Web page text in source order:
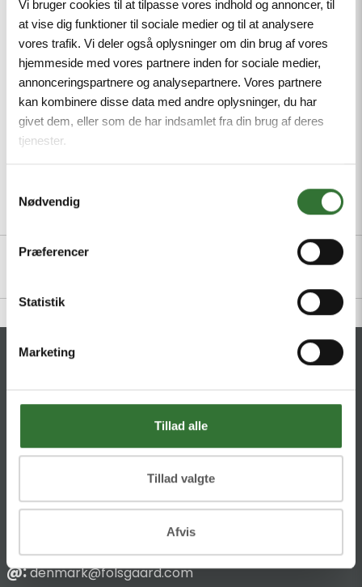
Vi bruger cookies til at tilpasse vores indhold og annoncer, til
at vise dig funktioner til sociale medier og til at analysere
vores trafik. Vi deler også oplysninger om din brug af vores
hjemmeside med vores partnere inden for sociale medier,
annonceringspartnere og analysepartnere. Vores partnere
kan kombinere disse data med andre oplysninger, du har
givet dem, eller som de har indsamlet fra din brug af deres
tjenester.
Nødvendig
Præferencer
Statistik
Marketing
Tillad alle
Tillad valgte
Afvis
resistant to abrasion, Approval: cULus, RoHS-
compliant, Protection class: IP67, IP69K, Male M12,
straight, 3-pin
Mindste ordreantal: 1
KONTAKT
HQ:Hans Følsgaard A/S
DK-4600 Køge
DK-8680 RY
@:denmark@folsgaard.com